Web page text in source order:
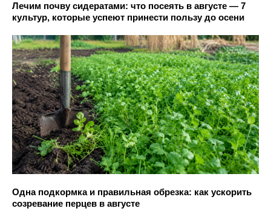
Лечим почву сидератами: что посеять в августе — 7
культур, которые успеют принести пользу до осени
Одна подкормка и правильная обрезка: как ускорить
созревание перцев в августе